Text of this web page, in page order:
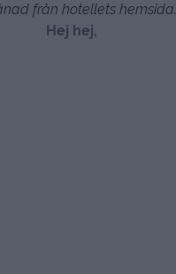
från hotellets hemsida.
Hej hej,